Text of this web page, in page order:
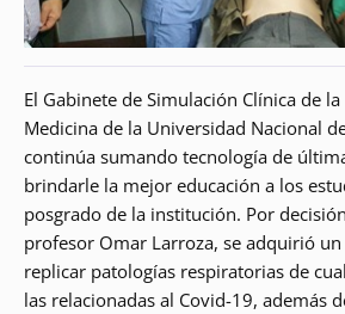
El Gabinete de Simulación Clínica de
Medicina de la Universidad Nacional
continúa sumando tecnología de
brindarle la mejor educación a los
posgrado de la institución. Por
profesor Omar Larroza, se adquirió
replicar patologías respiratorias de
las relacionadas al Covid-19, además